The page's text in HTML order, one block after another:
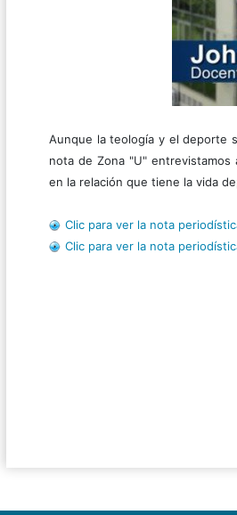
Aunque la teología y el deporte
nota de Zona "U"
en la relación que tiene la vida
Clic para ver la nota
Clic para ver la nota